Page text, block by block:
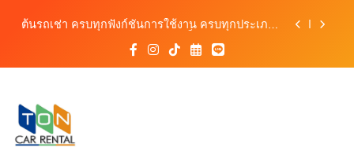
เช่ารถไฟฟ้าร้านต้นรถเช่า ทางเลือกใหม่ของการ
ต้นรถเช่ามอเตอร์ไซค์ภูเก็ต ราคาประหยัด ขี่ง่าย รับ
รถสะดวก 24 ชั่วโมง
สะดวก ราคาประหยัด เริ่มต้นเพียง 150 บาท/วัน
ต้นรถเช่า ครบทุกฟังก์ชันการใช้งาน ครบทุกประเภท
รถ ตอบโจทย์ทุกการเดินทางในภูเก็ต